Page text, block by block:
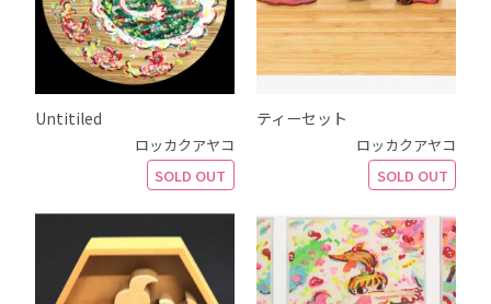
Untitiled
ロッカクアヤコ
SOLD OUT
ティーセット
ロッカクアヤコ
SOLD OUT